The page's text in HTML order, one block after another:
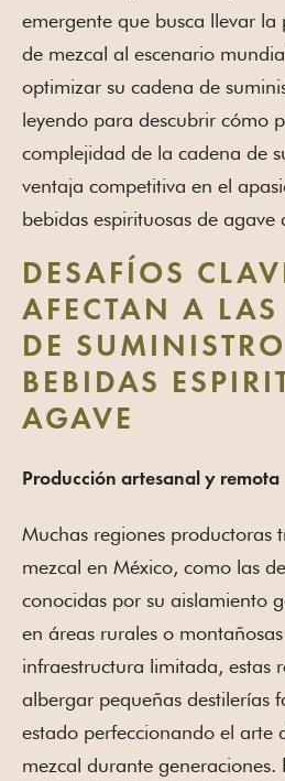
emergente que busca llevar
de mezcal al escenario
optimizar su cadena de
leyendo para descubrir cómo
complejidad de la cadena de
ventaja competitiva en el
bebidas espirituosas de agave
DESAFÍOS
AFECTAN A
DE
BEBIDAS
AGAVE
Producción artesanal y remota
Muchas regiones productoras
mezcal en México, como las
conocidas por su aislamiento
en áreas rurales o
infraestructura limitada, estas
albergar pequeñas destilerías
estado perfeccionando el arte
mezcal durante generaciones.